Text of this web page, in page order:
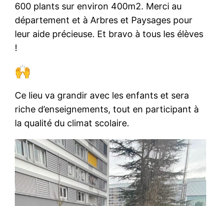
600 plants sur environ 400m2. Merci au
département et à Arbres et Paysages pour
leur aide précieuse. Et bravo à tous les élèves
!
Ce lieu va grandir avec les enfants et sera
riche d’enseignements, tout en participant à
la qualité du climat scolaire.